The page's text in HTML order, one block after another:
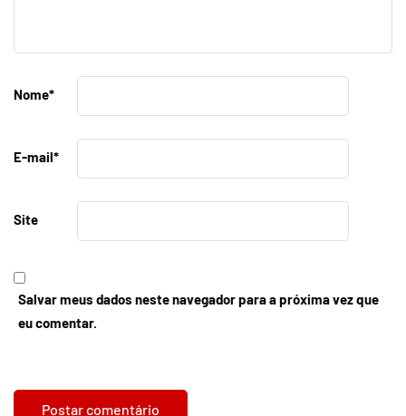
Nome*
E-mail*
Site
Salvar meus dados neste navegador para a próxima vez que
eu comentar.